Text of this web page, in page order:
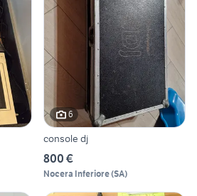
6
console dj
800 €
Nocera Inferiore(SA)